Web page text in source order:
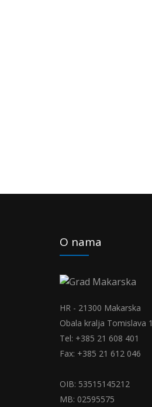
O nama
HR - 21300 Makarska
Obala kralja Tomislava 1
Tel: +385 21 608 401
Fax: +385 21 612 046
OIB: 53515145212
MB: 02595575